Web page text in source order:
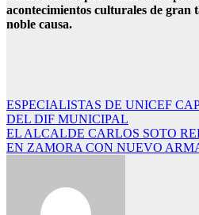
acontecimientos culturales de gran
noble causa.
Navegación
de
entradas
ESPECIALISTAS DE UNICEF
DEL DIF MUNICIPAL
EL ALCALDE CARLOS SOTO
EN ZAMORA CON NUEVO